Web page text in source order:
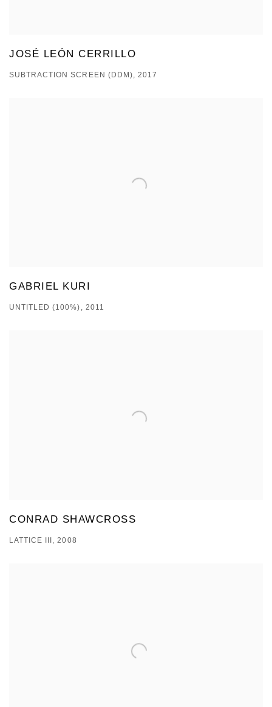
JOSÉ LEÓN CERRILLO
SUBTRACTION SCREEN (DDM), 2017
GABRIEL KURI
UNTITLED (100%), 2011
CONRAD SHAWCROSS
LATTICE III, 2008